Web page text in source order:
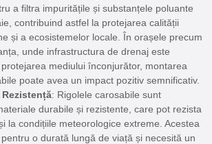
a filtra impuritățile și substanțele poluante
contribuind astfel la protejarea calității
și a ecosistemelor locale. În orașele precum
unde infrastructura de drenaj este
mediului înconjurător, montarea
poate avea un impact pozitiv semnificativ.
: Rigolele carosabile sunt
durabile și rezistente, care pot rezista
la condițiile meteorologice extreme. Acestea
o durată lungă de viață și necesită un